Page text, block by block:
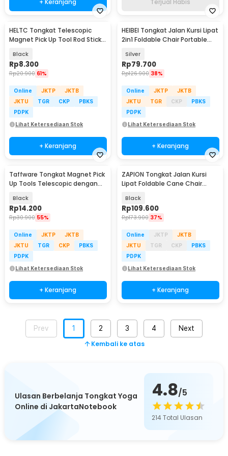
HELTC Tongkat Telescopic
Magnet Pick Up Tool Rod Stick -
Black
Rp8.300
Rp20.900 61%
Online JKTP
JKTB
JKTU
TGR CKP
PBKS
PDPK
Lihat Ketersediaan Stok
+ Keranjang
HEIBEI Tongkat Jalan Kursi Lipat
2in1 Foldable Chair Portable
Silver
Rp79.700
Rp126.900 38%
Online JKTP
JKTB
JKTU
TGR CKP
PBKS
PDPK
Lihat Ketersediaan Stok
+ Keranjang
Taffware Tongkat Magnet Pick
Up Tools Telescopic dengan
Black
Rp14.200
Rp30.900 55%
Online JKTP
JKTB
JKTU
TGR CKP
PBKS
PDPK
Lihat Ketersediaan Stok
+ Keranjang
ZAPION Tongkat Jalan Kursi
Lipat Foldable Cane Chair
Black
Rp109.600
Rp173.900 37%
Online JKTP
JKTB
JKTU
TGR CKP
PBKS
PDPK
Lihat Ketersediaan Stok
+ Keranjang
Prev 1 2 3 4 Next
Kembali ke atas
Ulasan Berbelanja Tongkat Yoga
Online di JakartaNotebook
4.8/5
214Total Ulasan